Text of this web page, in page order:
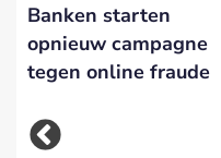
Banken starten
opnieuw campagne
tegen online fraude